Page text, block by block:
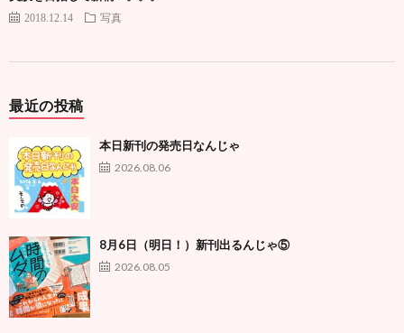
2018.12.14 写真
最近の投稿
本日新刊の発売日なんじゃ
2026.08.06
8月6日（明日！）新刊出るんじゃ⑤
2026.08.05